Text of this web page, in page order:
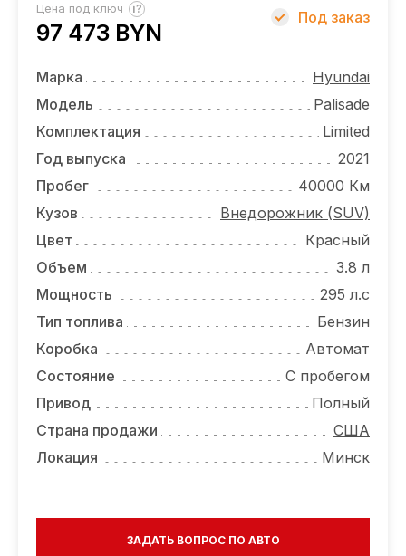
УСЛУГИ
НОВОСТИ
ОТЗЫВЫ
ВАКАНСИИ
О КОМПАНИИ
КОНТАКТЫ
Цена под ключ ?
97 473 BYN
Под заказ
Марка
Hyundai
Модель
Palisade
Комплектация
Limited
Год выпуска
2021
Пробег
40000 Км
Кузов
Внедорожник (SUV)
Цвет
Красный
Объем
3.8 л
Мощность
295 л.с
Тип топлива
Бензин
Коробка
Автомат
Состояние
С пробегом
Привод
Полный
Страна продажи
США
Локация
Минск
ЗАДАТЬ ВОПРОС ПО АВТО